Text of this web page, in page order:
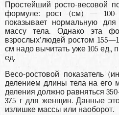
Простейший росто-весовой
формуле: рост (см) — 100
показывает нормальную
массу тела. Однако эта
взрослых’людей ростом
см надо вычитать уже 105 ед.,
ед.
Весо-ростовой показатель
делением длины тела на его
деления должно равняться
375 г для женщин. Данные
излишке массы или наоборот.